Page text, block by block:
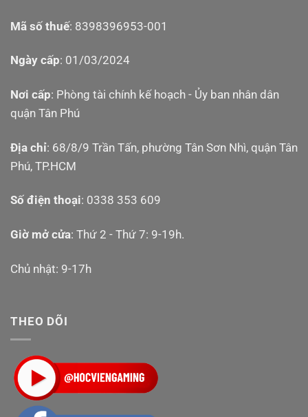
Mã số thuế: 8398396953-001
Ngày cấp: 01/03/2024
Nơi cấp: Phòng tài chính kế hoạch - Ủy ban nhân dân
quận Tân Phú
Địa chỉ: 68/8/9 Trần Tấn, phường Tân Sơn Nhì, quận Tân
Phú, TP.HCM
Số điện thoại: 0338 353 609
Giờ mở cửa: Thứ 2 - Thứ 7: 9-19h.
Chủ nhật: 9-17h
THEO DÕI